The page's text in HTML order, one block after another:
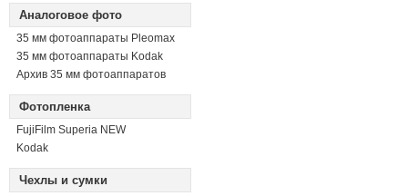
Аналоговое фото
35 мм фотоаппараты Pleomax
35 мм фотоаппараты Kodak
Архив 35 мм фотоаппаратов
Фотопленка
FujiFilm Superia NEW
Kodak
Чехлы и сумки